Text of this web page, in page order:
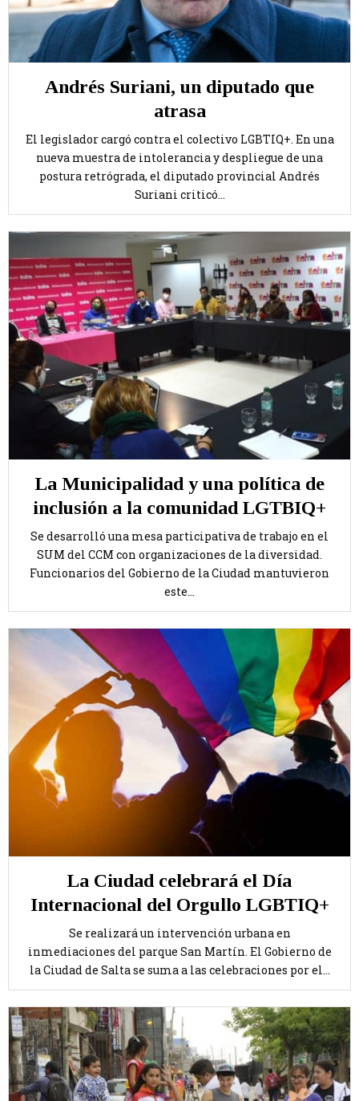
Andrés Suriani, un diputado que
atrasa
El legislador cargó contra el colectivo LGBTIQ+. En una
nueva muestra de intolerancia y despliegue de una
postura retrógrada, el diputado provincial Andrés
Suriani criticó...
La Municipalidad y una política de
inclusión a la comunidad LGTBIQ+
Se desarrolló una mesa participativa de trabajo en el
SUM del CCM con organizaciones de la diversidad.
Funcionarios del Gobierno de la Ciudad mantuvieron
este...
La Ciudad celebrará el Día
Internacional del Orgullo LGBTIQ+
Se realizará un intervención urbana en
inmediaciones del parque San Martín. El Gobierno de
la Ciudad de Salta se suma a las celebraciones por el...